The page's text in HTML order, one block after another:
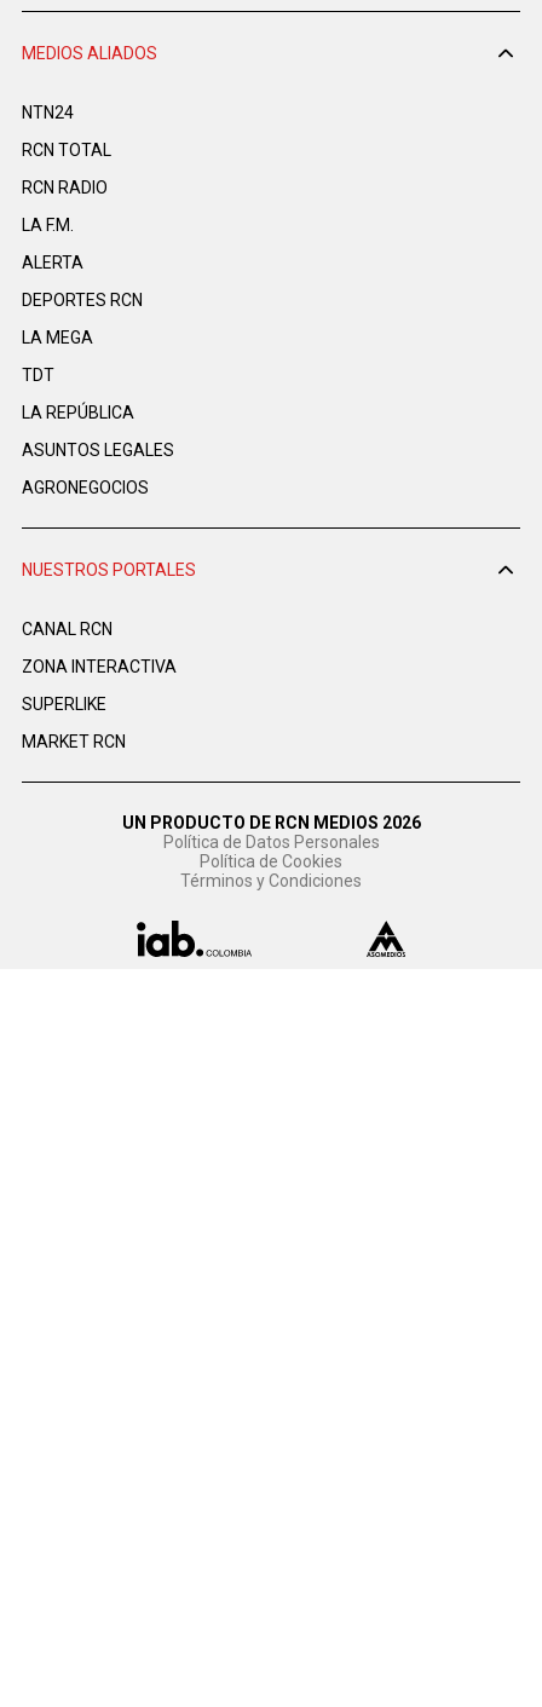
MEDIOS ALIADOS
NTN24
RCN TOTAL
RCN RADIO
LA F.M.
ALERTA
DEPORTES RCN
LA MEGA
TDT
LA REPÚBLICA
ASUNTOS LEGALES
AGRONEGOCIOS
NUESTROS PORTALES
CANAL RCN
ZONA INTERACTIVA
SUPERLIKE
MARKET RCN
UN PRODUCTO DE RCN MEDIOS 2026
Política de Datos Personales
Política de Cookies
Términos y Condiciones